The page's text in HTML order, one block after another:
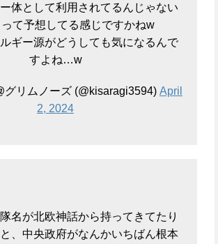
ー体として利用されてるんじゃない
て予想してる感じですかねw
ギー源がどうしても気になるんで
すよね…w
リムノーズ (@kisaragi3594) April
2, 2024
名が北欧神話から持ってきてたり
、中央政府がなんかいちばん根本